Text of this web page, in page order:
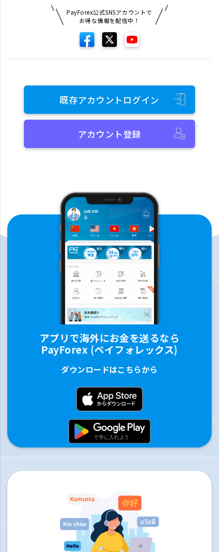
PayForex公式SNSアカウントで
お得な情報を配信中！
既存アカウントログイン
アカウント登録
アプリで海外にお金を送るなら
PayForex (ペイフォレックス)
ダウンロードはこちらから